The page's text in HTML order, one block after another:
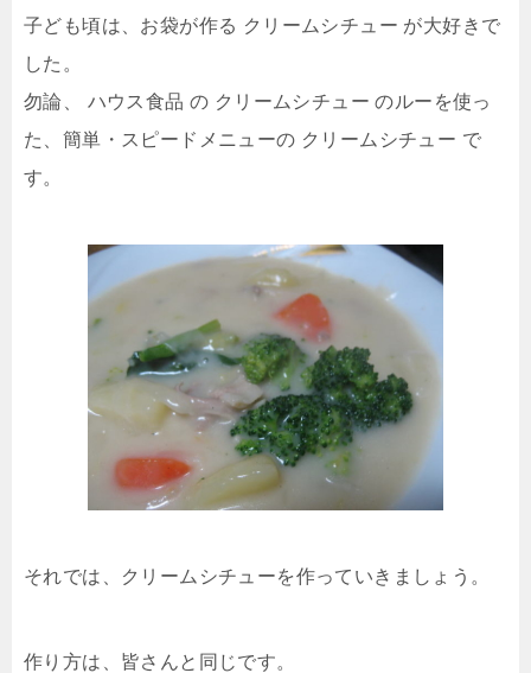
子ども頃は、お袋が作る クリームシチュー が大好きで
した。
勿論、 ハウス食品 の クリームシチュー のルーを使っ
た、簡単・スピードメニューの クリームシチュー で
す。
それでは、クリームシチューを作っていきましょう。
作り方は、皆さんと同じです。